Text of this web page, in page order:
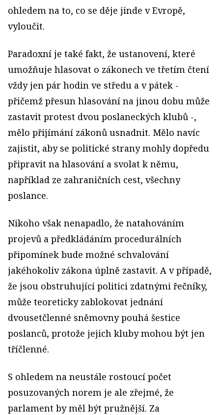
ohledem na to, co se děje jinde v Evropě,
vyloučit.
Paradoxní je také fakt, že ustanovení, které
umožňuje hlasovat o zákonech ve třetím čtení
vždy jen pár hodin ve středu a v pátek -
přičemž přesun hlasování na jinou dobu může
zastavit protest dvou poslaneckých klubů -,
mělo přijímání zákonů usnadnit. Mělo navíc
zajistit, aby se politické strany mohly dopředu
připravit na hlasování a svolat k němu,
například ze zahraničních cest, všechny
poslance.
Nikoho však nenapadlo, že natahováním
projevů a předkládáním procedurálních
připomínek bude možné schvalování
jakéhokoliv zákona úplně zastavit. A v případě,
že jsou obstruhující politici zdatnými řečníky,
může teoreticky zablokovat jednání
dvousetčlenné sněmovny pouhá šestice
poslanců, protože jejich kluby mohou být jen
tříčlenné.
S ohledem na neustále rostoucí počet
posuzovaných norem je ale zřejmé, že
parlament by měl být pružnější. Za